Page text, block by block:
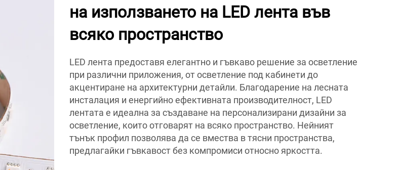
на използването на LED лента във
всяко пространство
LED лента предоставя елегантно и гъвкаво решение за осветление
при различни приложения, от осветление под кабинети до
акцентиране на архитектурни детайли. Благодарение на лесната
инсталация и енергийно ефективната производителност, LED
лентата е идеална за създаване на персонализирани дизайни за
осветление, които отговарят на всяко пространство. Нейният
тънък профил позволява да се вмества в тясни пространства,
предлагайки гъвкавост без компромиси относно яркостта.